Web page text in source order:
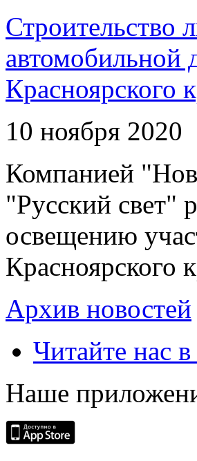
Строительство
автомобильной
Красноярского
10 ноября 2020
Компанией
"Русский свет"
освещению
Красноярского
Архив новостей
Читайте нас
Наше